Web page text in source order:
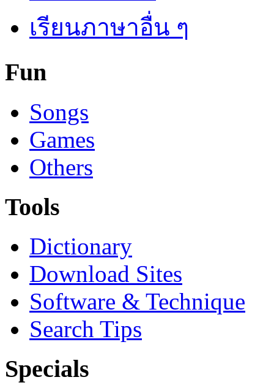
เรียนภาษาอื่น ๆ
Fun
Songs
Games
Others
Tools
Dictionary
Download Sites
Software & Technique
Search Tips
Specials